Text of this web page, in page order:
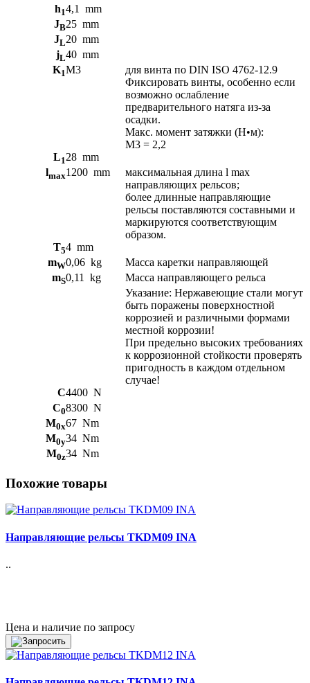
h14,1
mm
JB25 mm
JL20 mm
jL40 mm
K1M3
для винта по DIN ISO 4762-12.9
Фиксировать винты, особенно если
возможно ослабление
предварительного натяга из-за
осадки.
Макс. момент затяжки (Н•м):
M3 = 2,2
L128 mm
lmax1200 mm
максимальная длина l max
направляющих рельсов;
более длинные направляющие
рельсы поставляются составными и
маркируются соответствующим
образом.
T54 mm
mW0,06 kg
Масса каретки направляющей
mS0,11 kg
Масса направляющего рельса
Указание: Нержавеющие стали могут
быть поражены поверхностной
коррозией и различными формами
местной коррозии!
При предельно высоких требованиях
к коррозионной стойкости проверять
пригодность в каждом отдельном
случае!
C4400 N
C08300 N
M0x67 Nm
M0y34 Nm
M0z34 Nm
Похожие товары
Направляющие рельсы TKDM09 INA
..
Цена и наличие по запросу